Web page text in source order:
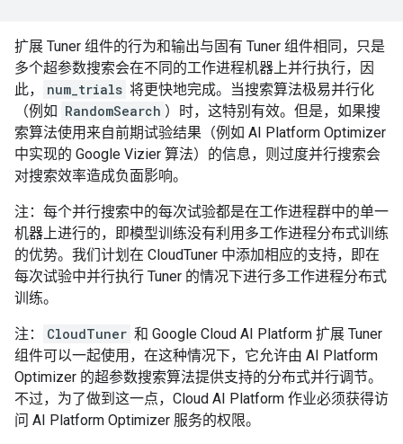
扩展 Tuner 组件的行为和输出与固有 Tuner 组件相同，只是
多个超参数搜索会在不同的工作进程机器上并行执行，因
此，
num_trials 将更快地完成。当搜索算法极易并行化
（例如 RandomSearch ）时，这特别有效。但是，如果搜
索算法使用来自前期试验结果（例如 AI Platform Optimizer
中实现的 Google Vizier 算法）的信息，则过度并行搜索会
对搜索效率造成负面影响。
注：每个并行搜索中的每次试验都是在工作进程群中的单一
机器上进行的，即模型训练没有利用多工作进程分布式训练
的优势。我们计划在 CloudTuner 中添加相应的支持，即在
每次试验中并行执行 Tuner 的情况下进行多工作进程分布式
训练。
注： CloudTuner 和 Google Cloud AI Platform 扩展 Tuner
组件可以一起使用，在这种情况下，它允许由 AI Platform
Optimizer 的超参数搜索算法提供支持的分布式并行调节。
不过，为了做到这一点，Cloud AI Platform 作业必须获得访
问 AI Platform Optimizer 服务的权限。